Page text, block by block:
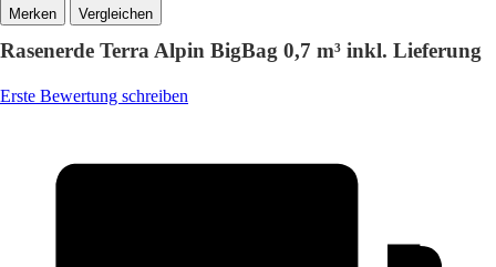
Vergleichen
Rasenerde Terra Alpin BigBag 0,7 m³ inkl. Lieferung
Erste Bewertung schreiben